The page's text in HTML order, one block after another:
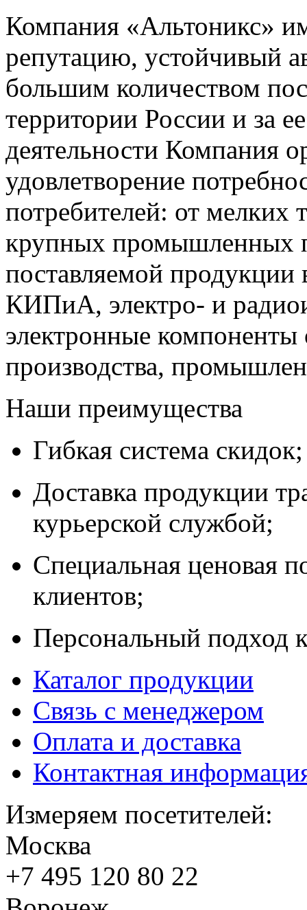
Компания «Альтоникс»
репутацию, устойчивый
большим количеством
территории России и за
деятельности Компания
удовлетворение
потребителей: от мелких
крупных промышленных
поставляемой продукции
КИПиА, электро- и
электронные компоненты
производства,
Наши преимущества
Гибкая система скидок;
Доставка продукции
курьерской службой;
Специальная ценовая
клиентов;
Персональный подход
Каталог продукции
Связь с менеджером
Оплата и доставка
Контактная
Измеряем посетителей:
Москва
+7 495 120 80 22